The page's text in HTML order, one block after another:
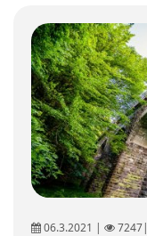
06.3.2021 | 7247|